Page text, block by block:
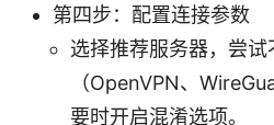
第四步：配置连接参数
选择推荐服务器，尝试
（OpenVPN、
要时开启混淆选项。